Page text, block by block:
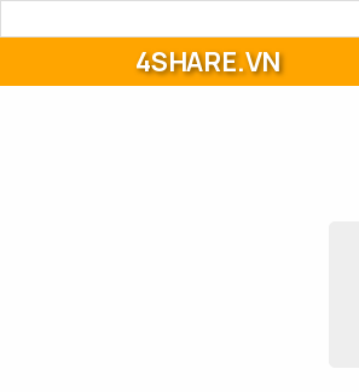
4SHARE.VN